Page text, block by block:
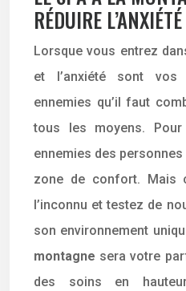
RÉDUIRE
Lorsque vous entrez
et l’anxiété sont vos
ennemies qu’il faut
tous les moyens.
ennemies des
zone de confort. Mais
l’inconnu et testez de
son environnement
montagne sera votre
des soins en